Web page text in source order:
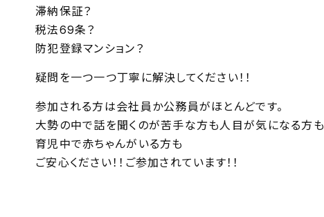
滞納保証？
税法69条？
防犯登録マンション？
疑問を一つ一つ丁寧に解決してください！！
参加される方は会社員か公務員がほとんどです。
大勢の中で話を聞くのが苦手な方も人目が気になる方も
育児中で赤ちゃんがいる方も
ご安心ください！！ご参加されています！！